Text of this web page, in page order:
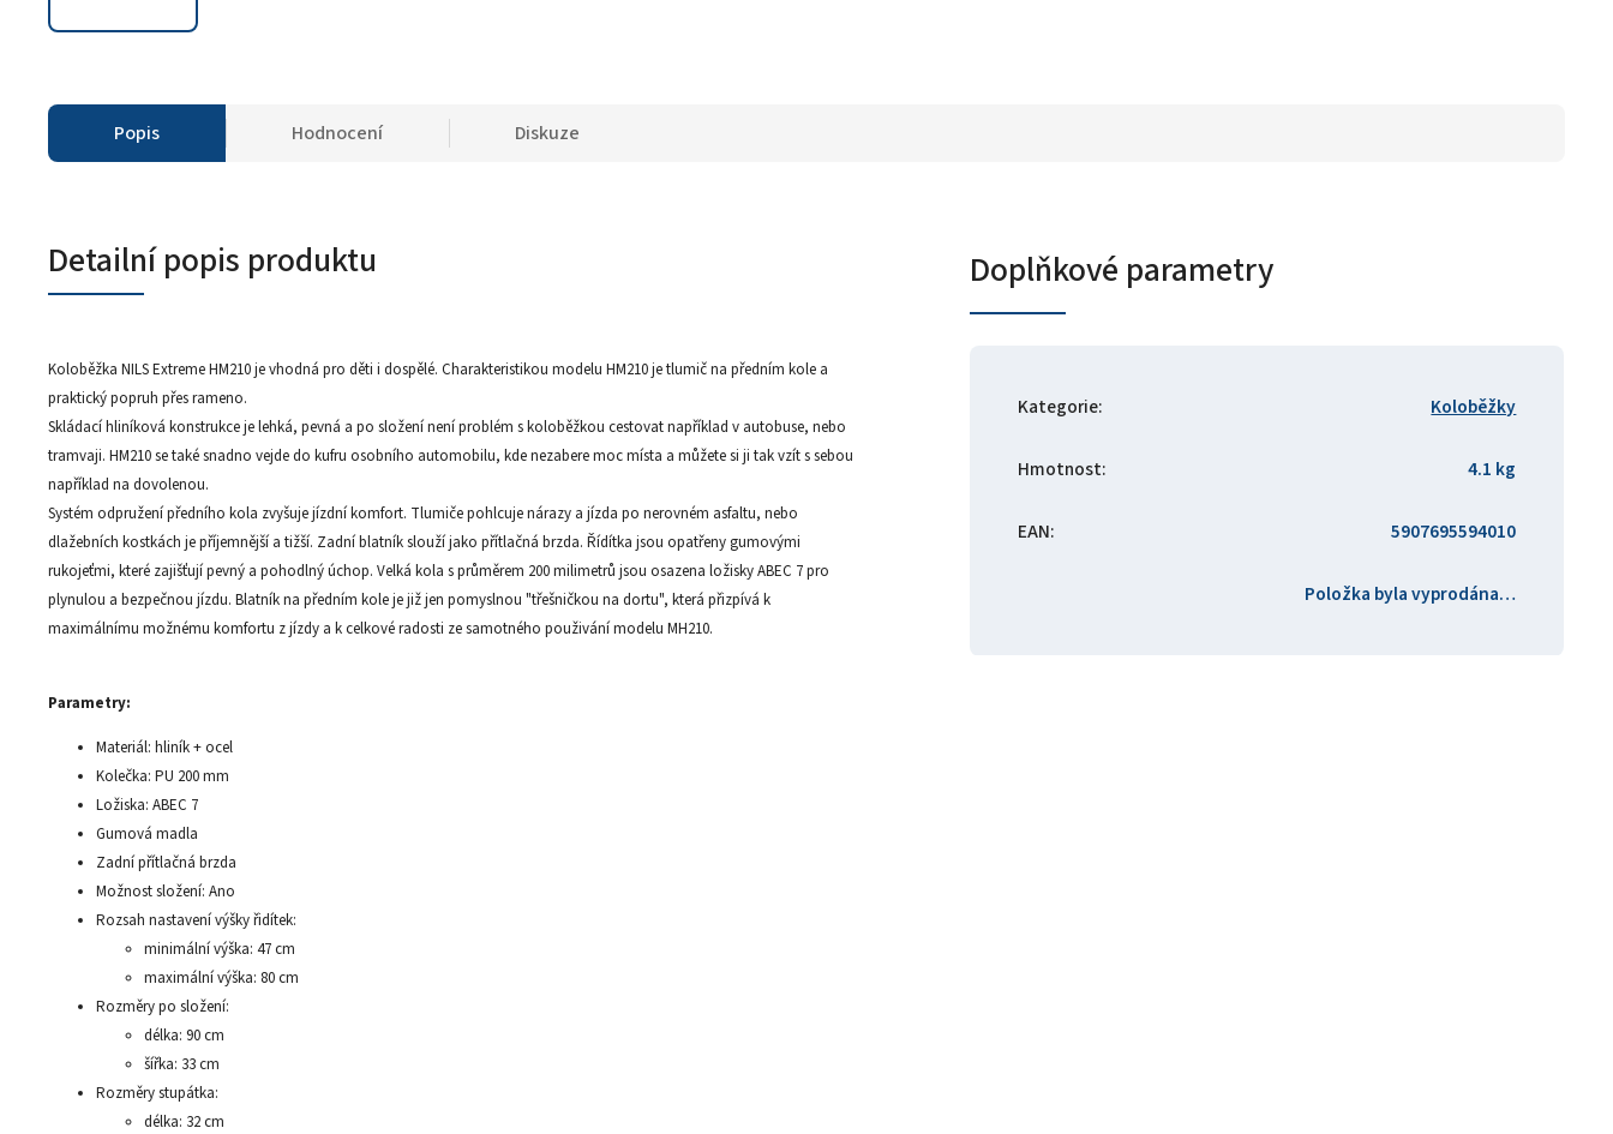
Popis Hodnocení Diskuze
Detailní popis produktu
Koloběžka NILS Extreme HM210 je vhodná pro děti i dospělé. Charakteristikou modelu HM210 je tlumič na předním kole a
praktický popruh přes rameno.
Skládací hliníková konstrukce je lehká, pevná a po složení není problém s koloběžkou cestovat například v autobuse, nebo
tramvaji. HM210 se také snadno vejde do kufru osobního automobilu, kde nezabere moc místa a můžete si ji tak vzít s sebou
například na dovolenou.
Systém odpružení předního kola zvyšuje jízdní komfort. Tlumiče pohlcuje nárazy a jízda po nerovném asfaltu, nebo
dlažebních kostkách je příjemnější a tižší. Zadní blatník slouží jako přítlačná brzda. Řídítka jsou opatřeny gumovými
rukojeťmi, které zajišťují pevný a pohodlný úchop. Velká kola s průměrem 200 milimetrů jsou osazena ložisky ABEC 7 pro
plynulou a bezpečnou jízdu. Blatník na předním kole je již jen pomyslnou "třešničkou na dortu", která přizpívá k
maximálnímu možnému komfortu z jízdy a k celkové radosti ze samotného použivání modelu MH210.
Parametry:
Materiál: hliník + ocel
Kolečka: PU 200 mm
Ložiska: ABEC 7
Gumová madla
Zadní přítlačná brzda
Možnost složení: Ano
Rozsah nastavení výšky řidítek:
minimální výška: 47 cm
maximální výška: 80 cm
Rozměry po složení:
délka: 90 cm
šířka: 33 cm
Rozměry stupátka:
délka: 32 cm
Doplňkové parametry
Kategorie: Koloběžky
Hmotnost: 4.1 kg
EAN: 5907695594010
Položka byla vyprodána…